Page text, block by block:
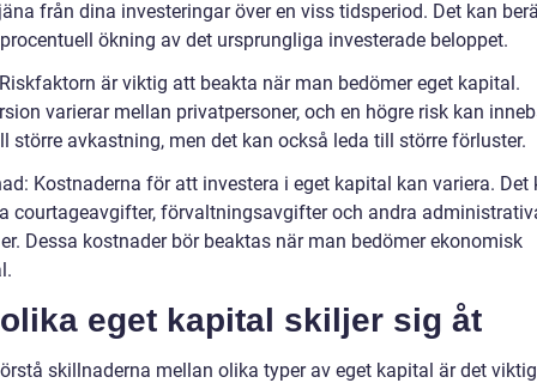
från dina investeringar över en viss tidsperiod. Det kan
ökning av det ursprungliga investerade beloppet.
är viktig att beakta när man bedömer eget kapital.
varierar mellan privatpersoner, och en högre risk kan
större avkastning, men det kan också leda till större förluster.
Kostnaderna för att investera i eget kapital kan variera. Det
courtageavgifter, förvaltningsavgifter och andra
Dessa kostnader bör beaktas när man bedömer ekonomisk
eget kapital skiljer sig åt
skillnaderna mellan olika typer av eget kapital är det